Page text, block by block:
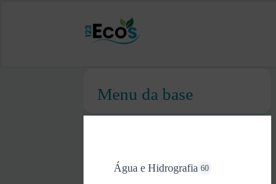
Menu da base
Água e Hidrografia 60